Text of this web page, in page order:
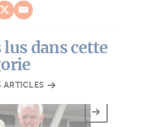
dans cette
ARTICLES